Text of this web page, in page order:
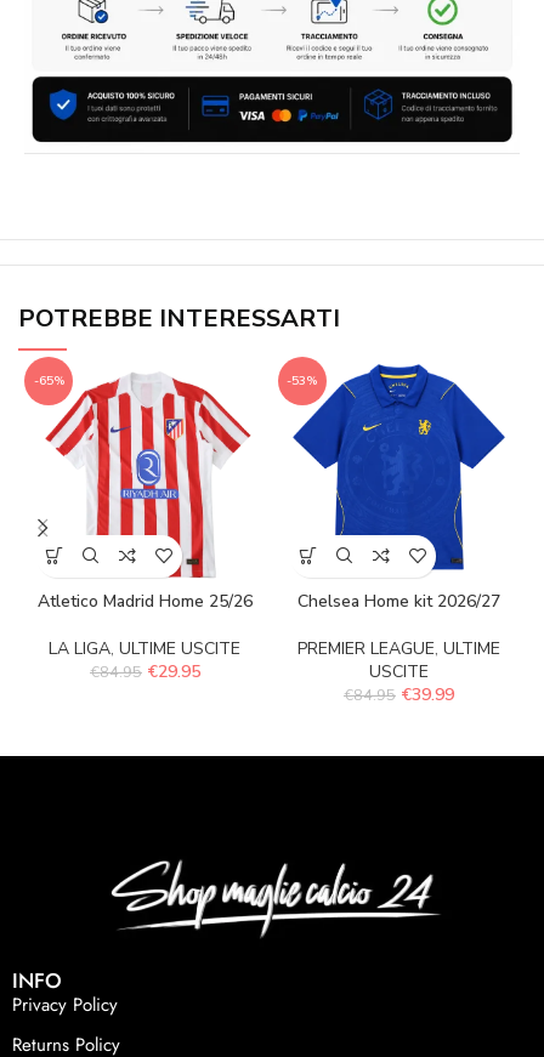
POTREBBE INTERESSARTI
-65%
Atletico Madrid Home 25/26
LA LIGA,ULTIME USCITE
€84.95 €29.95
-53%
Chelsea Home kit 2026/27
PREMIER LEAGUE, ULTIME
USCITE
€84.95 €39.99
INFO
Privacy Policy
Returns Policy